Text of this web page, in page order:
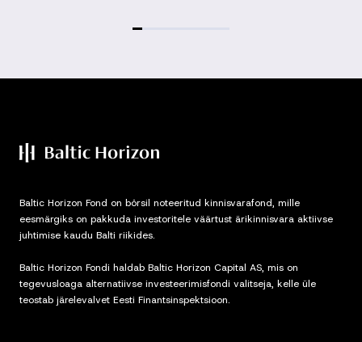
Baltic Horizon Fond on börsil noteeritud kinnisvarafond, mille
eesmärgiks on pakkuda investoritele väärtust ärikinnisvara aktiivse
juhtimise kaudu Balti riikides.
Baltic Horizon Fondi haldab Baltic Horizon Capital AS, mis on
tegevusloaga alternatiivse investeerimisfondi valitseja, kelle üle
teostab järelevalvet Eesti Finantsinspektsioon.